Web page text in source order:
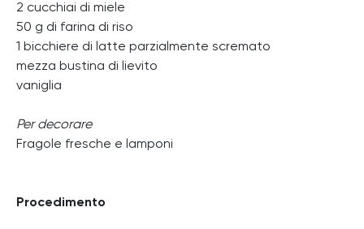
2 cucchiai di miele
50 g di farina di riso
1 bicchiere di latte parzialmente scremato
mezza bustina di lievito
vaniglia
Per decorare
Fragole fresche e lamponi
Procedimento